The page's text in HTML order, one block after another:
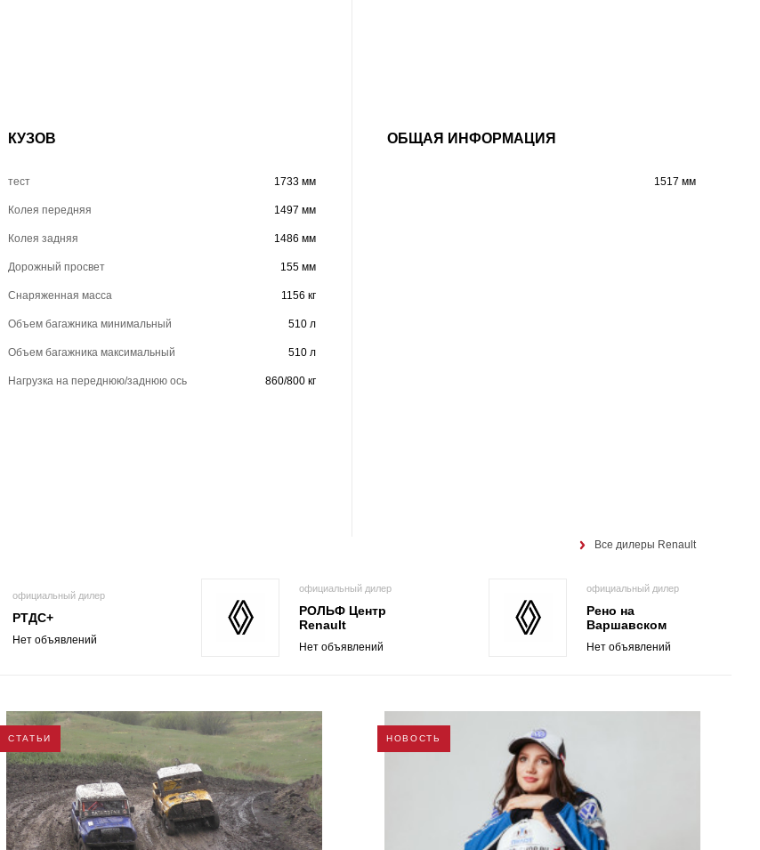
КУЗОВ
тест 1733 мм
Колея передняя 1497 мм
Колея задняя 1486 мм
Дорожный просвет 155 мм
Снаряженная масса 1156 кг
Объем багажника минимальный 510 л
Объем багажника максимальный 510 л
Нагрузка на переднюю/заднюю ось 860/800 кг
ОБЩАЯ ИНФОРМАЦИЯ
1517 мм
Все дилеры Renault
официальный дилер
РТДС+
Нет объявлений
официальный дилер
РОЛЬФ Центр
Renault
Нет объявлений
официальный дилер
Рено на
Варшавском
Нет объявлений
СТАТЬИ НОВОСТЬ